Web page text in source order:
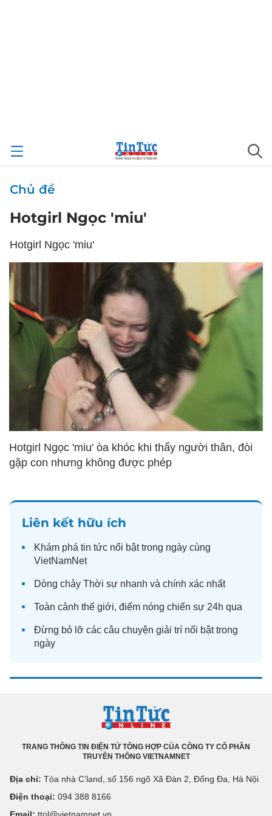
Chủ đề
Hotgirl Ngọc 'miu'
Hotgirl Ngọc 'miu'
Hotgirl Ngọc 'miu' òa khóc khi thấy người thân, đòi
gặp con nhưng không được phép
Liên kết hữu ích
Khám phá tin tức nổi bật trong ngày cùng
VietNamNet
Dòng chảy Thời sự nhanh và chính xác nhất
Toàn cảnh thế giới, điểm nóng chiến sự 24h qua
Đừng bỏ lỡ các câu chuyện giải trí nổi bật trong
ngày
TRANG THÔNG TIN ĐIỆN TỬ TỔNG HỢP CỦA CÔNG TY CỔ PHẦN
TRUYỀN THÔNG VIETNAMNET
Địa chỉ: Tòa nhà C’land, số 156 ngõ Xã Đàn 2, Đống Đa, Hà Nội
Điện thoại: 094 388 8166